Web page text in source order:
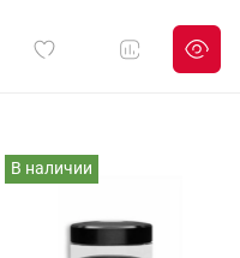
В наличии